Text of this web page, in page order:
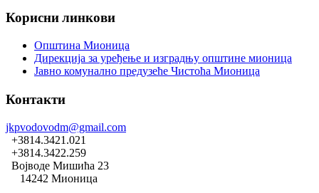
Корисни линкови
Општина Мионица
Дирекција за уређење и изградњу општине мионица
Јавно комунално предузеће Чистоћа Мионица
Контакти
jkpvodovodm@gmail.com
+3814.3421.021
+3814.3422.259
Војводе Мишића 23
14242 Мионица